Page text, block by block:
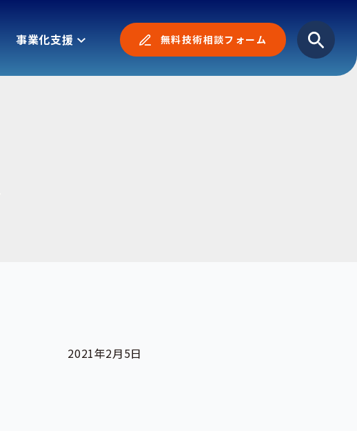
無料技術相談フォーム
事業化支援
2021年2月5日